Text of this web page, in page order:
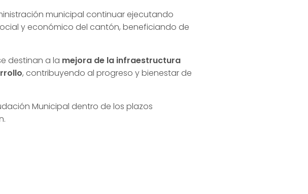
municipal continuar ejecutando
y económico del cantón, beneficiando de
destinan a la mejora de la infraestructura
, contribuyendo al progreso y bienestar de
Municipal dentro de los plazos